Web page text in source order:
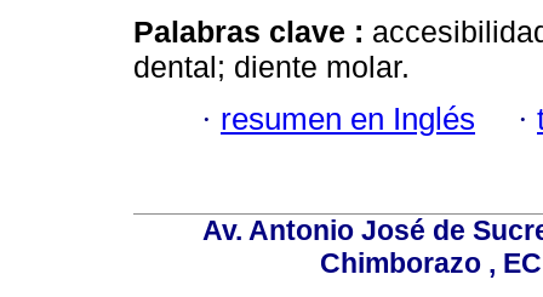
Palabras clave :
dental; diente molar.
· resumen en Inglés ·
Av. Antonio José de
Chimborazo ,